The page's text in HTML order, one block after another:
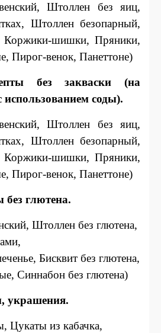
Штоллен без яиц,
Штоллен безопарный,
шишки, Пряники,
Пирог-венок, Панеттоне)
без закваски (на
соды).
Штоллен без яиц,
Штоллен безопарный,
шишки, Пряники,
Пирог-венок, Панеттоне)
без глютена.
Штоллен без глютена,
Бисквит без глютена,
Синнабон без глютена)
украшения.
Цукаты из кабачка,